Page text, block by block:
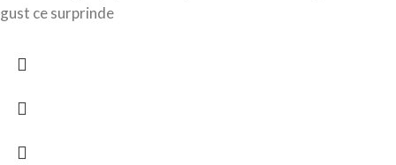
gust ce surprinde